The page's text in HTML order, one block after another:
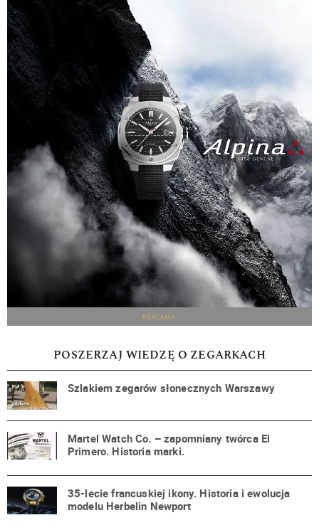
REKLAMA
POSZERZAJ WIEDZĘ O ZEGARKACH
Szlakiem zegarów słonecznych Warszawy
Martel Watch Co. – zapomniany twórca El
Primero. Historia marki.
35-lecie francuskiej ikony. Historia i ewolucja
modelu Herbelin Newport